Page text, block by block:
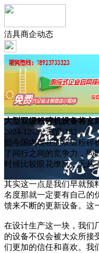
洁具商企动态
大型双级粉碎机设备将玄
2024-12-28 浏览:182
如今国内现在的双级粉碎
了同行之间的竞争力，同
时候比较眼花缭乱，无从
其实这一点是我们早就预
名度那就一定要有自己的
馈来不断的更新设备。这
在设计生产这一块，我们
的设备不仅会被大众所接
们更加的信任和喜欢。我